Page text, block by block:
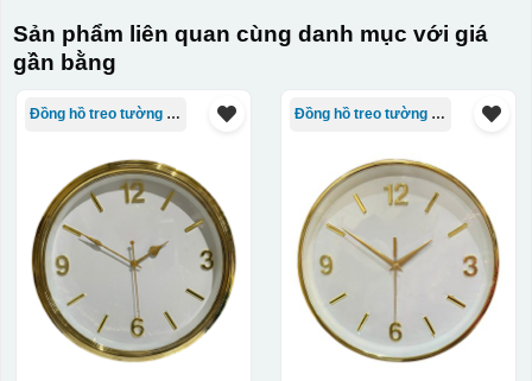
Sản phẩm liên quan cùng danh mục với giá
gần bằng
Đồng hồ treo tường giá rẻ Đồng hồ treo tường giá rẻ